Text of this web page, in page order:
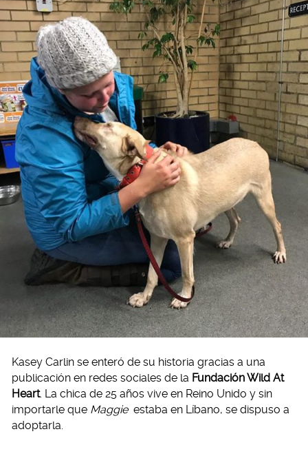
Kasey Carlin se enteró de su historia gracias a una
publicación en redes sociales de la Fundación Wild At
Heart. La chica de 25 años vive en Reino Unido y sin
importarle que Maggie estaba en Líbano, se dispuso a
adoptarla.